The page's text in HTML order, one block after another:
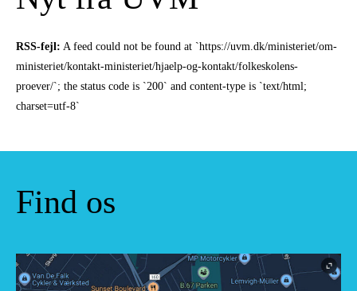
RSS-fejl: A feed could not be found at `https://uvm.dk/ministeriet/om-
ministeriet/kontakt-ministeriet/hjaelp-og-kontakt/folkeskolens-
proever/`; the status code is `200` and content-type is `text/html;
charset=utf-8`
Find os